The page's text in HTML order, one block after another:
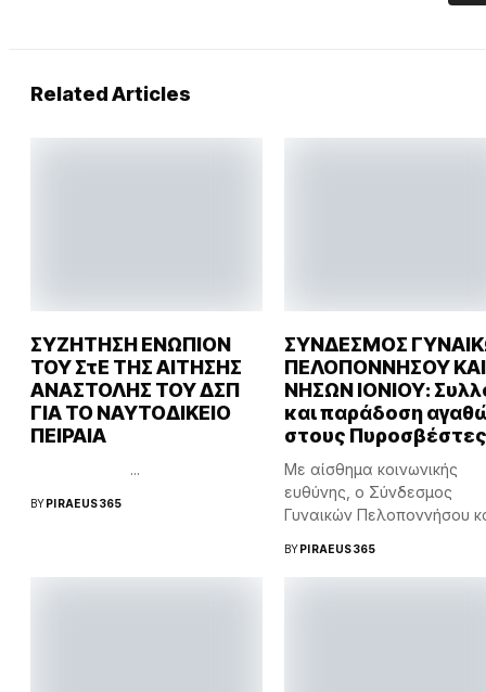
Related Articles
ΣΥΖΗΤΗΣΗ ΕΝΩΠΙΟΝ
ΤΟΥ ΣτΕ ΤΗΣ ΑΙΤΗΣΗΣ
ΑΝΑΣΤΟΛΗΣ ΤΟΥ ΔΣΠ
ΓΙΑ ΤΟ ΝΑΥΤΟΔΙΚΕΙΟ
ΠΕΙΡΑΙΑ
...
BYPIRAEUS365
ΣΥΝΔΕΣΜΟΣ
ΠΕΛΟΠΟΝΝΗΣΟΥ ΚΑΙ
ΝΗΣΩΝ ΙΟΝΙΟΥ:
και παράδοση
στους Πυροσβέστες
Με αίσθημα κοινωνικής
ευθύνης, ο Σύνδεσμος
Γυναικών Πελοποννήσου
BYPIRAEUS365